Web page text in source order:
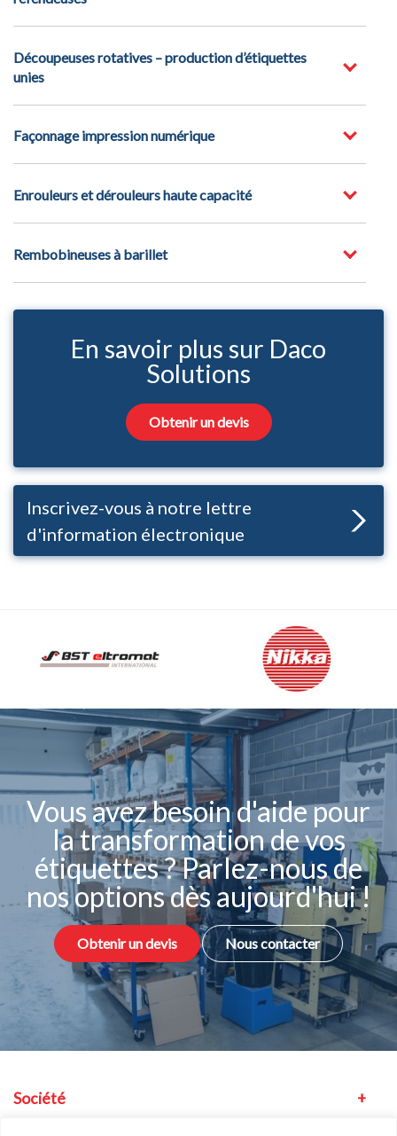
Découpeuses rotatives – production d’étiquettes
unies
Façonnage impression numérique
Enrouleurs et dérouleurs haute capacité
Rembobineuses à barillet
En savoir plus sur Daco
Solutions
Obtenir un devis
Inscrivez-vous à notre lettre
d'information électronique
Vous avez besoin d'aide pour
la transformation de vos
étiquettes ? Parlez-nous de
nos options dès aujourd'hui !
Obtenir un devis Nous contacter
Société